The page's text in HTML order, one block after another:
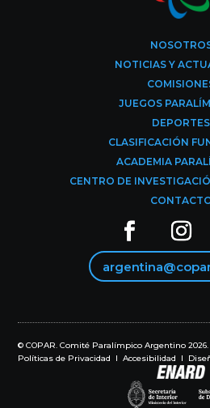
NOTICIAS Y
JUEGOS
DEPORTES
CLASIFICACIÓN
ACADEMIA
CENTRO DE
© COPAR. Comité Paralímpico Argentino
Políticas de Privacidad
IAccesibilidad I